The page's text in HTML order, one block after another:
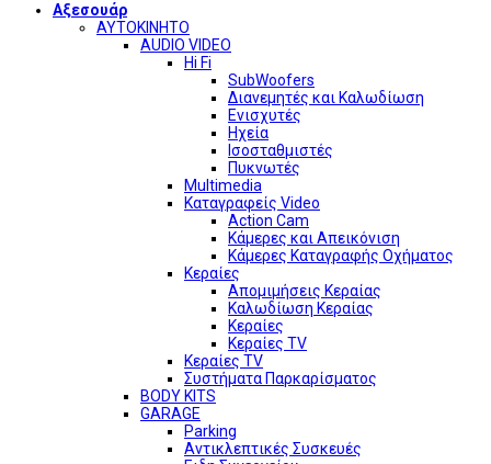
Αξεσουάρ
ΑΥΤΟΚΙΝΗΤΟ
AUDIO VIDEO
Hi Fi
SubWoofers
Διανεμητές και Καλωδίωση
Ενισχυτές
Ηχεία
Ισοσταθμιστές
Πυκνωτές
Multimedia
Καταγραφείς Video
Action Cam
Κάμερες και Απεικόνιση
Κάμερες Καταγραφής Οχήματος
Κεραίες
Απομιμήσεις Κεραίας
Καλωδίωση Κεραίας
Κεραίες
Κεραίες TV
Κεραίες TV
Συστήματα Παρκαρίσματος
BODY KITS
GARAGE
Parking
Αντικλεπτικές Συσκευές